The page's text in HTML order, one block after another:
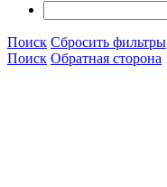
Поиск Сбросить фильтры
Поиск Обратная сторона